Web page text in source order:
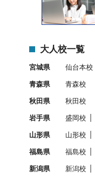
大人校一覧
宮城県 仙台本校
青森県 青森校
秋田県 秋田校
岩手県 盛岡校
山形県 山形校
福島県 福島校
新潟県 新潟校